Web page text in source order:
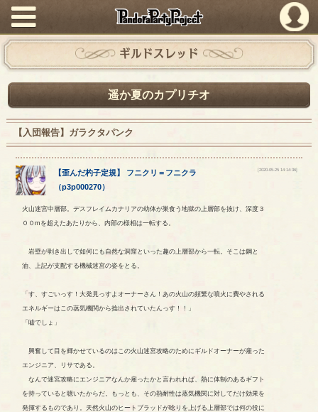
PandoraPartyProject
ギルドスレッド
遥か夏のカプリチオ
【入団報告】ガラクタパンク
【歪んだ杓子定規】 フニクリ ＝ フニクラ
（p3p000270）
[2020-05-25 14:14:36]
火山迷宮中層部。デスフレイムカナリアの幼体が巣食う地獄の上層部を抜け、深度３
００mを超えたあたりから、内部の様相は一転する。
岩壁が剥き出しで如何にも自然な洞窟といった趣の上層部から一転。そこは鋼と
油、上記が支配する機械迷宮の姿をとる。
「す、すごいっす！大発見っすよオーナーさん！あの火山の頻繁な噴火に費やされる
エネルギーはこの蒸気機関から捻出されていたんっす！！」
「嘘でしょ」
興奮して目を輝かせているのはこの火山迷宮攻略のためにギルドオーナーが雇った
エンジニア、リサである。
なんで迷宮攻略にエンジニアなんか雇ったかと言われれば、熱に体制のあるギフト
を持っていると聴いたからだ。もっとも、その熱耐性は蒸気機関に対してだけ効果を
発揮するものであり。天然火山のヒートブラッドが唸りを上げる上層部では何の役に